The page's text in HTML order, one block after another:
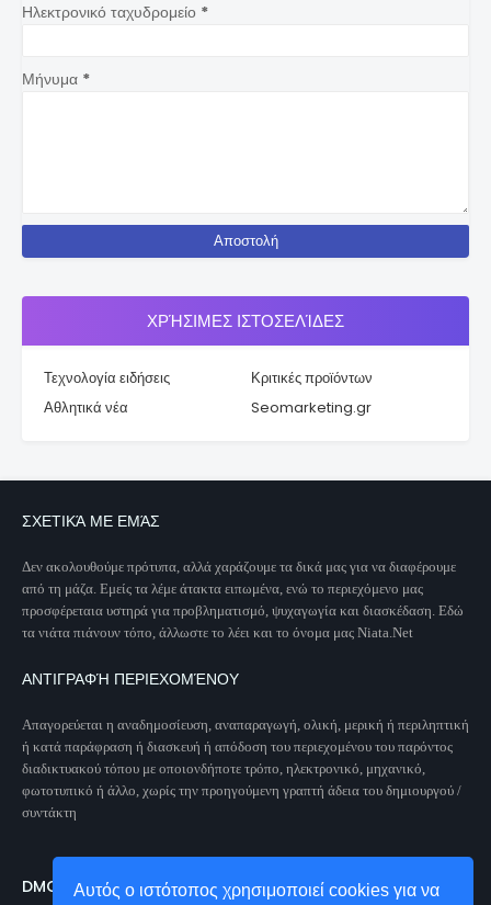
Αυτός ο ιστότοπος χρησιμοποιεί cookies για να
Ηλεκτρονικό ταχυδρομείο *
Μήνυμα *
ΧΡΉΣΙΜΕΣ ΙΣΤΟΣΕΛΊΔΕΣ
Τεχνολογία ειδήσεις
Κριτικές προϊόντων
Αθλητικά νέα
Seomarketing.gr
ΣΧΕΤΙΚΆ ΜΕ ΕΜΆΣ
Δεν ακολουθούμε πρότυπα, αλλά χαράζουμε τα δικά μας για να διαφέρουμε
από τη μάζα. Εμείς τα λέμε άτακτα ειπωμένα, ενώ το περιεχόμενο μας
προσφέρεταια υστηρά για προβληματισμό, ψυχαγωγία και διασκέδαση. Εδώ
τα νιάτα πιάνουν τόπο, άλλωστε το λέει και το όνομα μας Niata.Net
ΑΝΤΙΓΡΑΦΉ ΠΕΡΙΕΧΟΜΈΝΟΥ
Απαγορεύεται η αναδημοσίευση, αναπαραγωγή, ολική, μερική ή περιληπτική
ή κατά παράφραση ή διασκευή ή απόδοση του περιεχομένου του παρόντος
διαδικτυακού τόπου με οποιονδήποτε τρόπο, ηλεκτρονικό, μηχανικό,
φωτοτυπικό ή άλλο, χωρίς την προηγούμενη γραπτή άδεια του δημιουργού /
συντάκτη
DMCA PROTECTED